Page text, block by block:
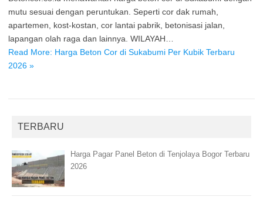
mutu sesuai dengan peruntukan. Seperti cor dak rumah,
apartemen, kost-kostan, cor lantai pabrik, betonisasi jalan,
lapangan olah raga dan lainnya. WILAYAH…
Read More: Harga Beton Cor di Sukabumi Per Kubik Terbaru
2026 »
TERBARU
Harga Pagar Panel Beton di Tenjolaya Bogor Terbaru
2026